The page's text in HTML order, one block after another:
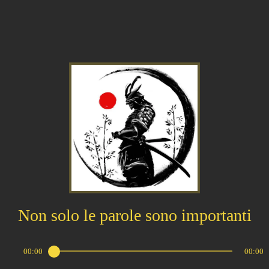
Non solo le parole sono importanti
00:00 00:00